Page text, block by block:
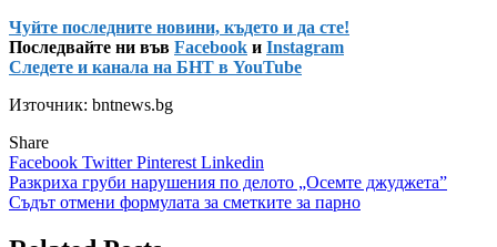
Чуйте последните новини, където и да сте!
Последвайте ни във Facebook и Instagram
Следете и канала на БНТ в YouTube
Източник: bntnews.bg
Share
Facebook TwitterPinterest Linkedin
Навигация
Разкриха груби нарушения по делото „Осемте джуджета”
Съдът отмени формулата за сметките за парно